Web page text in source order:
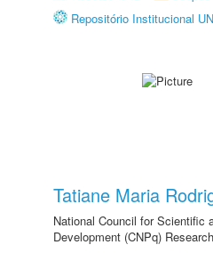
Repositório Institucional
Tatiane Maria
National Council for Scientific
Development (CNPq)